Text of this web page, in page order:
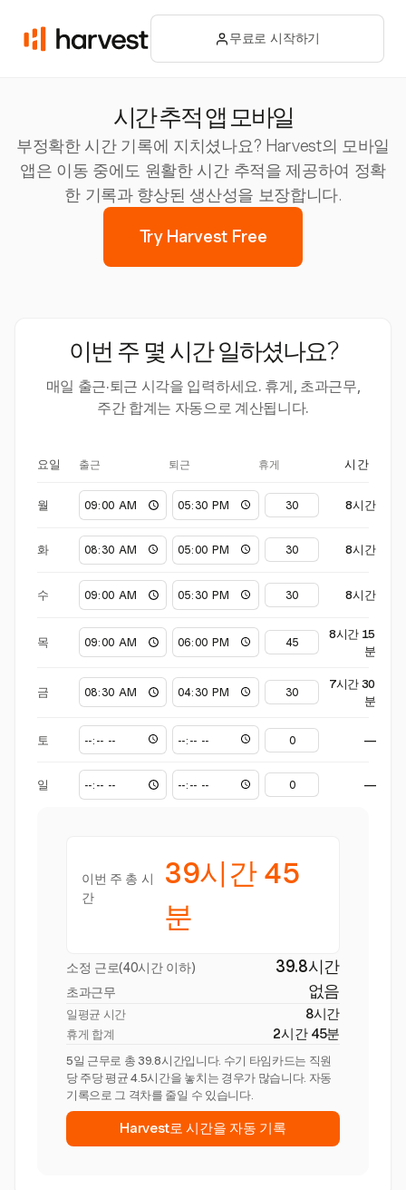
무료로 시작하기
시간 추적 앱 모바일
부정확한 시간 기록에 지치셨나요? Harvest의 모바일
앱은 이동 중에도 원활한 시간 추적을 제공하여 정확
한 기록과 향상된 생산성을 보장합니다.
Try Harvest Free
이번 주 몇 시간 일하셨나요?
매일 출근·퇴근 시각을 입력하세요. 휴게, 초과근무,
주간 합계는 자동으로 계산됩니다.
요일 출근 퇴근 휴게 시간
월 8시간
화 8시간
수 8시간
목
8시간 15
분
금
7시간 30
분
토 —
일 —
이번 주 총 시
간
39시간 45
분
소정 근로(40시간 이하) 39.8시간
초과근무 없음
일평균 시간 8시간
휴게 합계 2시간 45분
5일 근무로 총 39.8시간입니다. 수기 타임카드는 직원
당 주당 평균 4.5시간을 놓치는 경우가 많습니다. 자동
기록으로 그 격차를 줄일 수 있습니다.
Harvest로 시간을 자동 기록